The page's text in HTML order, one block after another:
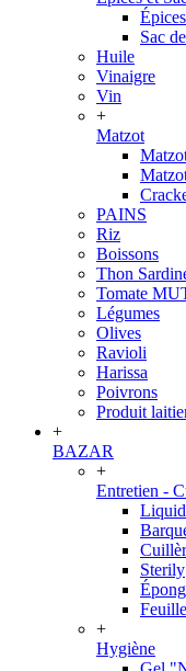
Épices
Sac
Huile
Vinaigre
Vin
+
Matzot
PAINS
Riz
Boissons
Thon
Tomate
Légumes
Olives
Ravioli
Harissa
Poivrons
Produit
+
BAZAR
+
Entretien -
Sterily
+
Hygiène